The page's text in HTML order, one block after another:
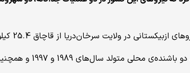
از قاچاق 25.4 کیلوگرام تریاک و 11.86 کیلوگرام چرس از افغانستان آگاه شدند.
دو شهروند خارجی متولد سال‌های 1993 و 1995 بازداشت شدند.